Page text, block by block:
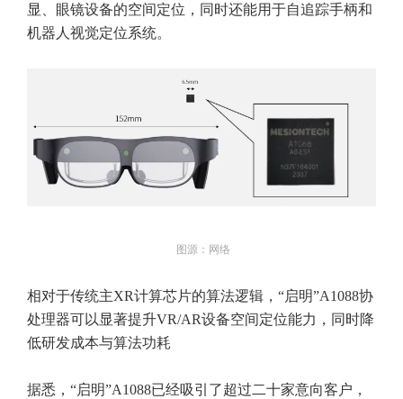
显、眼镜设备的空间定位，同时还能用于自追踪手柄和
机器人视觉定位系统。
图源：网络
相对于传统主XR计算芯片的算法逻辑，“启明”A1088协
处理器可以显著提升VR/AR设备空间定位能力，同时降
低研发成本与算法功耗
据悉，“启明”A1088已经吸引了超过二十家意向客户，